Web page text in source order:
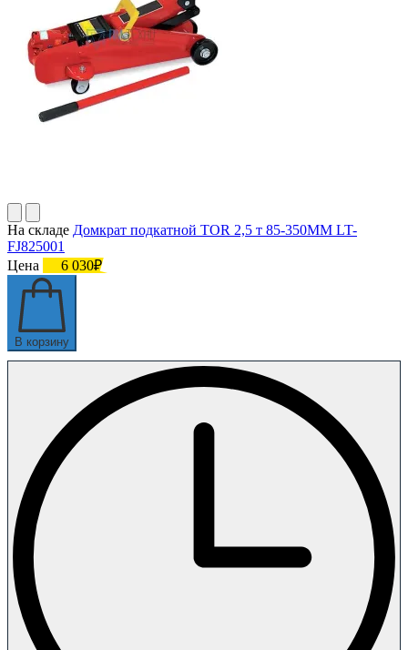
На складе Домкрат подкатной TOR 2,5 т 85-350MM LT-
FJ825001
Цена
6 030₽
В корзину